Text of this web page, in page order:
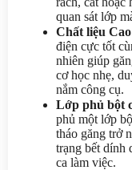
quan sát lớp
Chất liệu
điện cực tốt
nhiên giúp
cơ học nhẹ,
nắm công cụ.
Lớp phủ bột
phủ một lớp
tháo găng trở
trạng bết dính
ca làm việc.